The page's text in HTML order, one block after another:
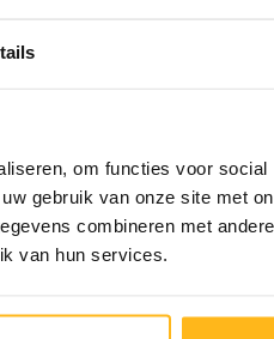
om functies voor
gebruik van onze site met
combineren met
van hun services.